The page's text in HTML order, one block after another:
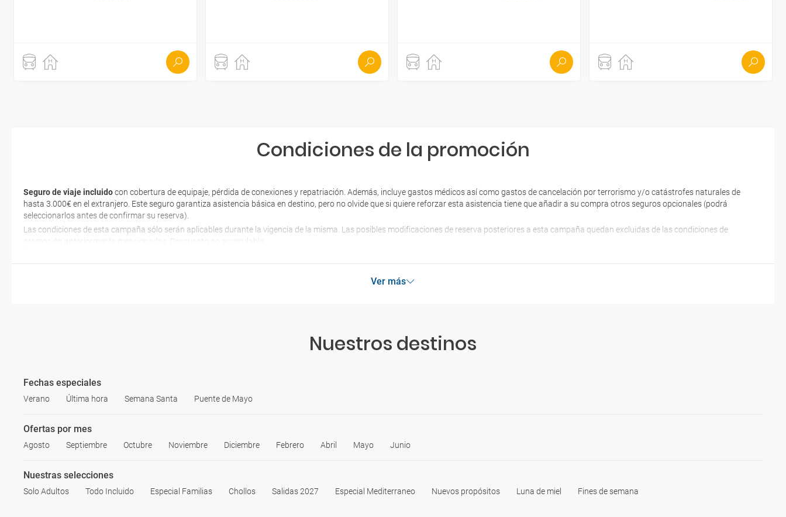
Condiciones de la promoción
Seguro de viaje incluidocon cobertura de equipaje, pérdida de conexiones y repatriación. Además, incluye gastos médicos así como gastos de cancelación por terrorismo y/o catástrofes naturales de
hasta 3.000€ en el extranjero. Este seguro garantiza asistencia básica en destino, pero no olvide que si quiere reforzar esta asistencia tiene que añadir a su compra otros seguros opcionales (podrá
seleccionarlos antes de confirmar su reserva).
Las condiciones de esta campaña sólo serán aplicables durante la vigencia de la misma. Las posibles modificaciones de reserva posteriores a esta campaña quedan excluidas de las condiciones de
promoción anteriormente mencionadas. Descuento no acumulable.
Ver más
Nuestros destinos
Fechas especiales
Verano Última hora Semana Santa Puente de Mayo
Ofertas por mes
Agosto Septiembre Octubre Noviembre Diciembre Febrero Abril Mayo Junio
Nuestras selecciones
Solo Adultos Todo Incluido Especial Familias Chollos Salidas 2027 Especial Mediterraneo Nuevos propósitos Luna de miel Fines de semana